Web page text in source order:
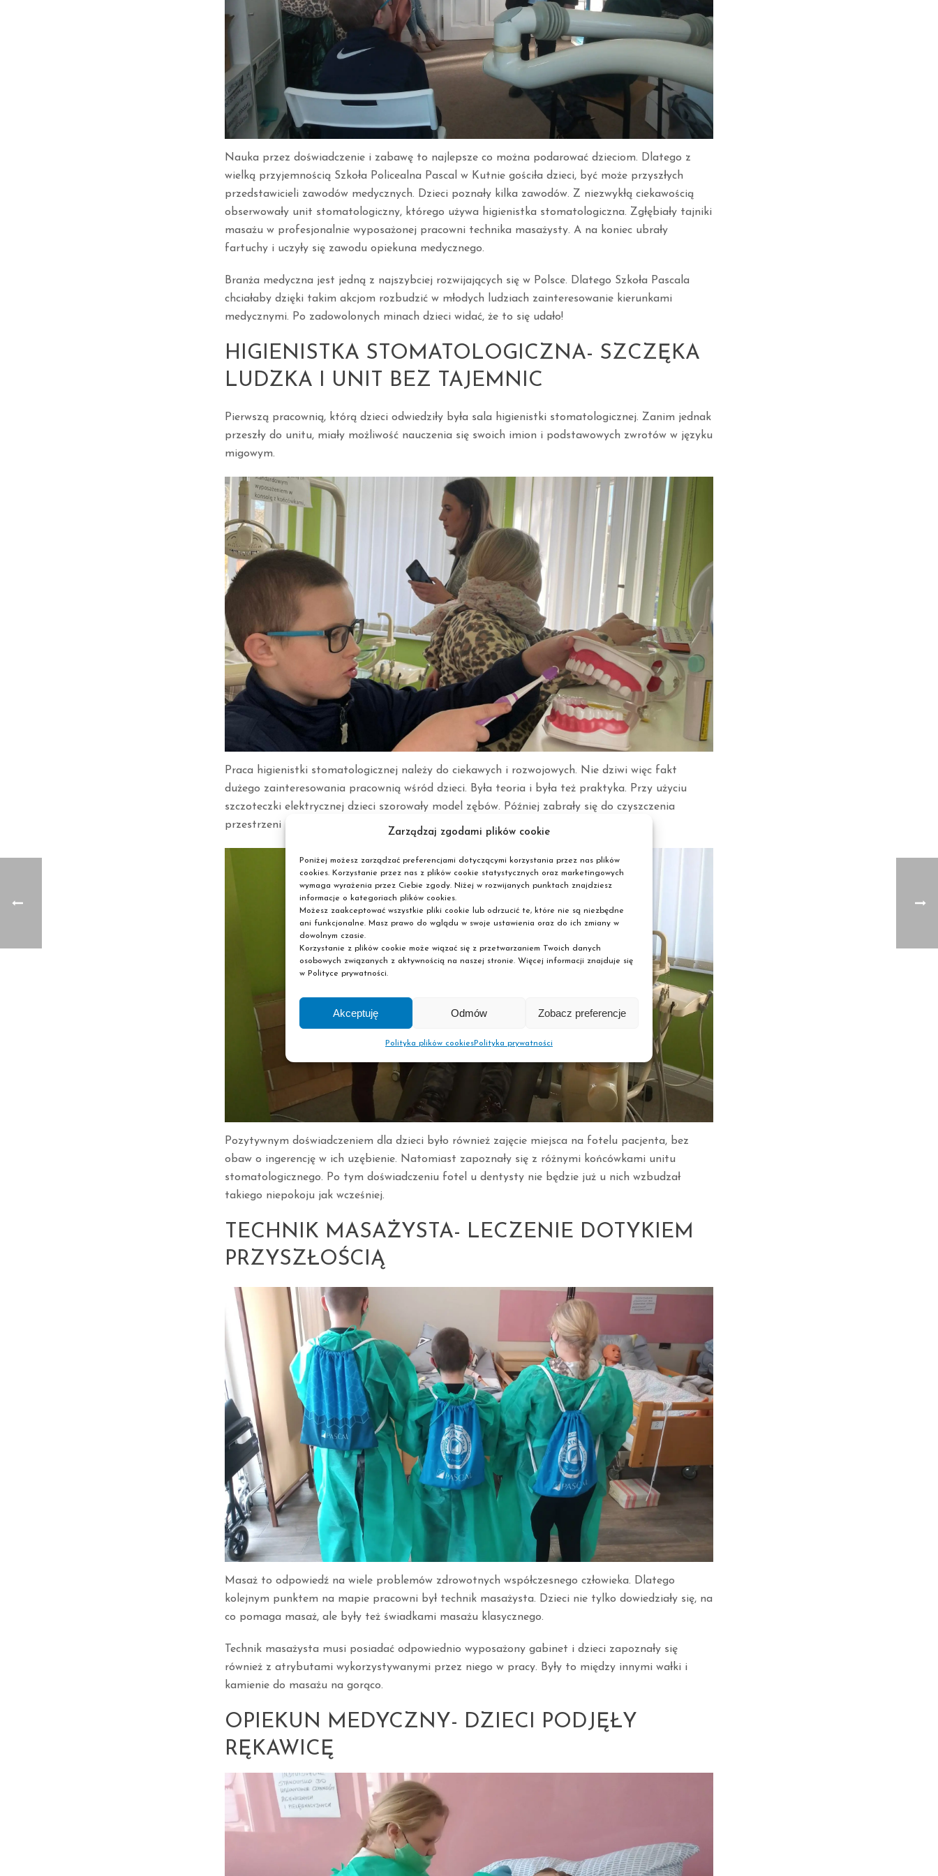
Zarządzaj zgodami plików cookie
Poniżej możesz zarządzać preferencjami dotyczącymi korzystania przez nas plików
cookies. Korzystanie przez nas z plików cookie statystycznych oraz marketingowych
wymaga wyrażenia przez Ciebie zgody. Niżej w rozwijanych punktach znajdziesz
informacje o kategoriach plików cookies.
Możesz zaakceptować wszystkie pliki cookie lub odrzucić te, które nie są niezbędne
ani funkcjonalne. Masz prawo do wglądu w swoje ustawienia oraz do ich zmiany w
dowolnym czasie.
Korzystanie z plików cookie może wiązać się z przetwarzaniem Twoich danych
osobowych związanych z aktywnością na naszej stronie. Więcej informacji znajduje się
w Polityce prywatności.
Akceptuję Odmów Zobacz preferencje
Polityka plików cookiesPolityka prywatności
Nauka przez doświadczenie i zabawę to najlepsze co można podarować dzieciom. Dlatego z
wielką przyjemnością Szkoła Policealna Pascal w Kutnie gościła dzieci, być może przyszłych
przedstawicieli zawodów medycznych. Dzieci poznały kilka zawodów. Z niezwykłą ciekawością
obserwowały unit stomatologiczny, którego używa higienistka stomatologiczna. Zgłębiały tajniki
masażu w profesjonalnie wyposażonej pracowni technika masażysty. A na koniec ubrały
fartuchy i uczyły się zawodu opiekuna medycznego.
Branża medyczna jest jedną z najszybciej rozwijających się w Polsce. Dlatego Szkoła Pascala
chciałaby dzięki takim akcjom rozbudzić w młodych ludziach zainteresowanie kierunkami
medycznymi. Po zadowolonych minach dzieci widać, że to się udało!
HIGIENISTKA STOMATOLOGICZNA- SZCZĘKA
LUDZKA I UNIT BEZ TAJEMNIC
Pierwszą pracownią, którą dzieci odwiedziły była sala higienistki stomatologicznej. Zanim jednak
przeszły do unitu, miały możliwość nauczenia się swoich imion i podstawowych zwrotów w języku
migowym.
Praca higienistki stomatologicznej należy do ciekawych i rozwojowych. Nie dziwi więc fakt
dużego zainteresowania pracownią wśród dzieci. Była teoria i była też praktyka. Przy użyciu
szczoteczki elektrycznej dzieci szorowały model zębów. Później zabrały się do czyszczenia
przestrzeni międzyzębowych za pomocą irygatora.
Pozytywnym doświadczeniem dla dzieci było również zajęcie miejsca na fotelu pacjenta, bez
obaw o ingerencję w ich uzębienie. Natomiast zapoznały się z różnymi końcówkami unitu
stomatologicznego. Po tym doświadczeniu fotel u dentysty nie będzie już u nich wzbudzał
takiego niepokoju jak wcześniej.
TECHNIK MASAŻYSTA- LECZENIE DOTYKIEM
PRZYSZŁOŚCIĄ
Masaż to odpowiedź na wiele problemów zdrowotnych współczesnego człowieka. Dlatego
kolejnym punktem na mapie pracowni był technik masażysta. Dzieci nie tylko dowiedziały się, na
co pomaga masaż, ale były też świadkami masażu klasycznego.
Technik masażysta musi posiadać odpowiednio wyposażony gabinet i dzieci zapoznały się
również z atrybutami wykorzystywanymi przez niego w pracy. Były to między innymi wałki i
kamienie do masażu na gorąco.
OPIEKUN MEDYCZNY- DZIECI PODJĘŁY
RĘKAWICĘ